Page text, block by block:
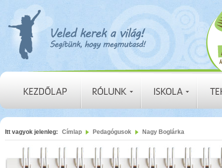
Itt vagyok jelenleg: Címlap Pedagógusok Nagy Boglárka